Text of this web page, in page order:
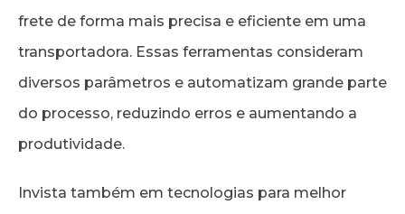
frete de forma mais precisa e eficiente em uma
transportadora. Essas ferramentas consideram
diversos parâmetros e automatizam grande parte
do processo, reduzindo erros e aumentando a
produtividade.
Invista também em tecnologias para melhor